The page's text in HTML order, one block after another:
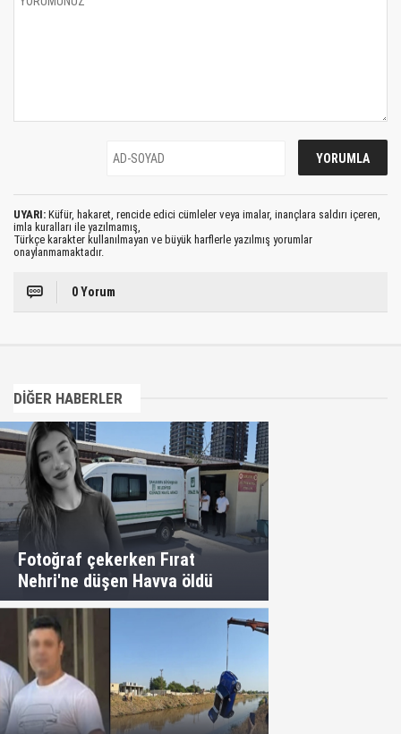
UYARI: Küfür, hakaret, rencide edici cümleler veya imalar, inançlara saldırı içeren,
imla kuralları ile yazılmamış,
Türkçe karakter kullanılmayan ve büyük harflerle yazılmış yorumlar
onaylanmamaktadır.
0 Yorum
DİĞER HABERLER
Fotoğraf çekerken Fırat
Nehri'ne düşen Havva öldü